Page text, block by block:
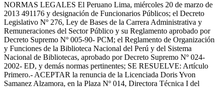
NORMAS LEGALES El Peruano Lima, miércoles 20 de marzo de
2013 491176 y designación de Funcionarios Públicos; el Decreto
Legislativo Nº 276, Ley de Bases de la Carrera Administrativa y
Remuneraciones del Sector Público y su Reglamento aprobado por
Decreto Supremo Nº 005-90- PCM; el Reglamento de Organización
y Funciones de la Biblioteca Nacional del Perú y del Sistema
Nacional de Bibliotecas, aprobado por Decreto Supremo Nº 024-
2002- ED, y demás normas pertinentes; SE RESUELVE: Artículo
Primero.- ACEPTAR la renuncia de la Licenciada Doris Yvon
Samanez Alzamora, en la Plaza Nº 014, Directora Técnica I del